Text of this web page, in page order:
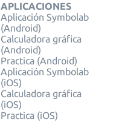
APLICACIONES
Aplicación Symbolab
(Android)
Calculadora gráfica
(Android)
Practica (Android)
Aplicación Symbolab
(iOS)
Calculadora gráfica
(iOS)
Practica (iOS)